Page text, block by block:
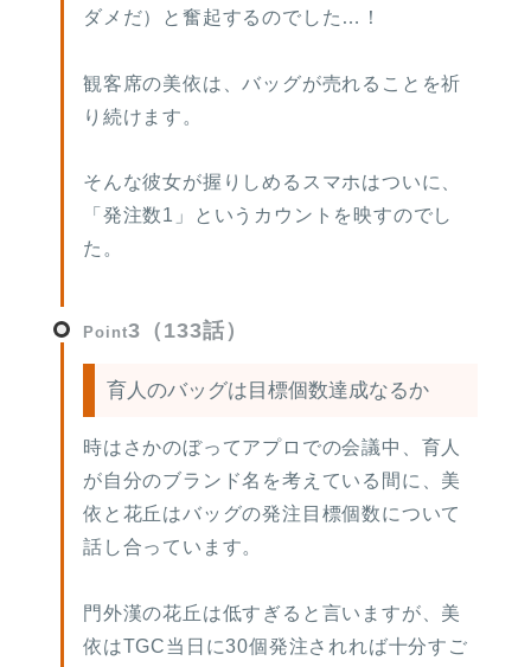
ダメだ）と奮起するのでした…！
観客席の美依は、バッグが売れることを祈
り続けます。
そんな彼女が握りしめるスマホはついに、
「発注数1」というカウントを映すのでし
た。
Point3（133話）
育人のバッグは目標個数達成なるか
時はさかのぼってアプロでの会議中、育人
が自分のブランド名を考えている間に、美
依と花丘はバッグの発注目標個数について
話し合っています。
門外漢の花丘は低すぎると言いますが、美
依はTGC当日に30個発注されれば十分すご